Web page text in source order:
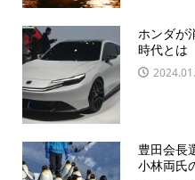
ホンダが
時代と
豊田会長
小林両氏